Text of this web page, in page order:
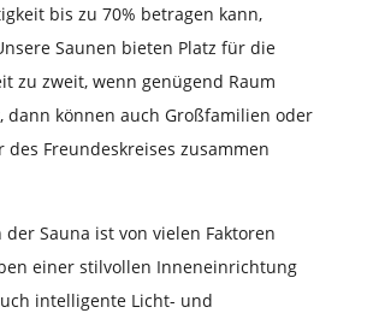
bis zu 70% betragen kann,
Saunen bieten Platz für die
zu zweit, wenn genügend Raum
dann können auch Großfamilien oder
Freundeskreises zusammen
Sauna ist von vielen Faktoren
einer stilvollen Inneneinrichtung
intelligente Licht- und